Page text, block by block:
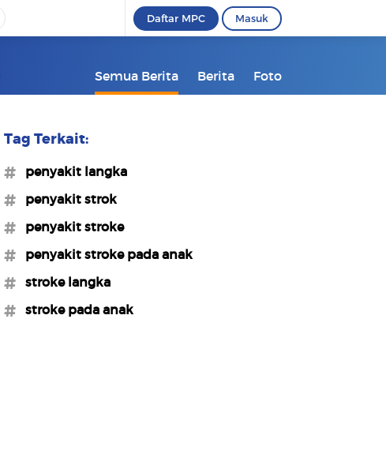
Daftar MPC Masuk
Semua Berita Berita Foto
Tag Terkait:
#penyakit langka
#penyakit strok
#penyakit stroke
#penyakit stroke pada anak
#stroke langka
#stroke pada anak